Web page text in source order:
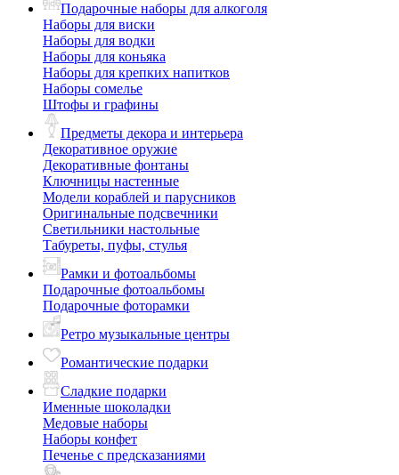
Подарочные наборы для алкоголя
Наборы для виски
Наборы для водки
Наборы для коньяка
Наборы для крепких напитков
Наборы сомелье
Штофы и графины
Предметы декора и интерьера
Декоративное оружие
Декоративные фонтаны
Ключницы настенные
Модели кораблей и парусников
Оригинальные подсвечники
Светильники настольные
Табуреты, пуфы, стулья
Рамки и фотоальбомы
Подарочные фотоальбомы
Подарочные фоторамки
Ретро музыкальные центры
Романтические подарки
Сладкие подарки
Именные шоколадки
Медовые наборы
Наборы конфет
Печенье с предсказаниями